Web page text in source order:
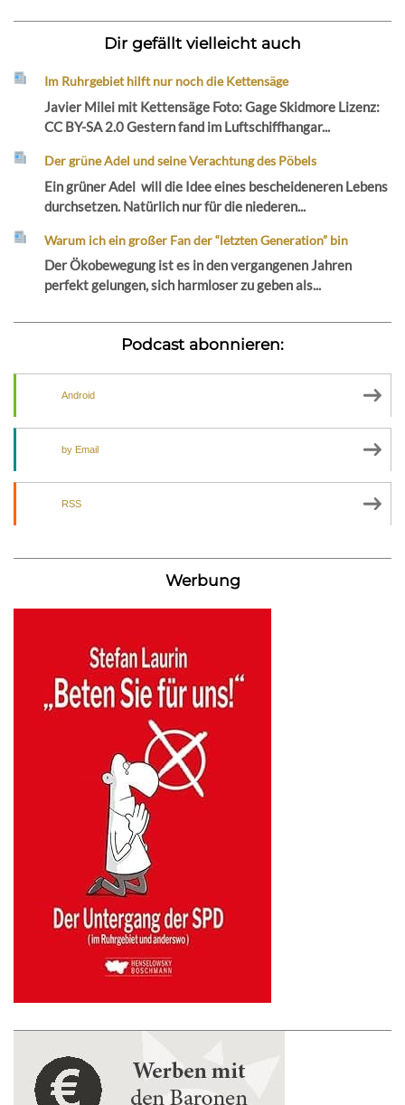
Dir gefällt vielleicht auch
Im Ruhrgebiet hilft nur noch die Kettensäge
Javier Milei mit Kettensäge Foto: Gage Skidmore Lizenz:
CC BY-SA 2.0 Gestern fand im Luftschiffhangar...
Der grüne Adel und seine Verachtung des Pöbels
Ein grüner Adel will die Idee eines bescheideneren Lebens
durchsetzen. Natürlich nur für die niederen...
Warum ich ein großer Fan der “letzten Generation” bin
Der Ökobewegung ist es in den vergangenen Jahren
perfekt gelungen, sich harmloser zu geben als...
Podcast abonnieren:
Android
by Email
RSS
Werbung